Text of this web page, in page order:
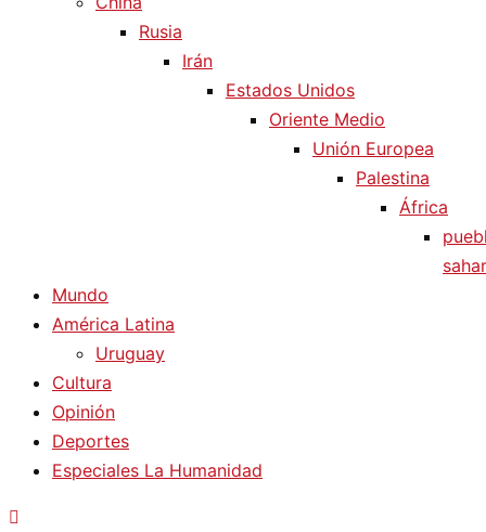
Rusia
Irán
Estados Unidos
Oriente Medio
Unión Europea
Palestina
África
Mundo
América Latina
Uruguay
Cultura
Opinión
Deportes
Especiales La Humanidad